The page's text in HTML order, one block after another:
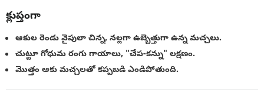
క్లుప్తంగా
ఆకుల రెండు వైపులా చిన్న, నల్లగా ఉబ్బెత్తుగా ఉన్న మచ్చలు.
చుట్టూ గోధుమ రంగు గాయాలు, "చేప-కన్ను" లక్షణం.
మొత్తం ఆకు మచ్చలతో కప్పబడి ఎండిపోతుంది.